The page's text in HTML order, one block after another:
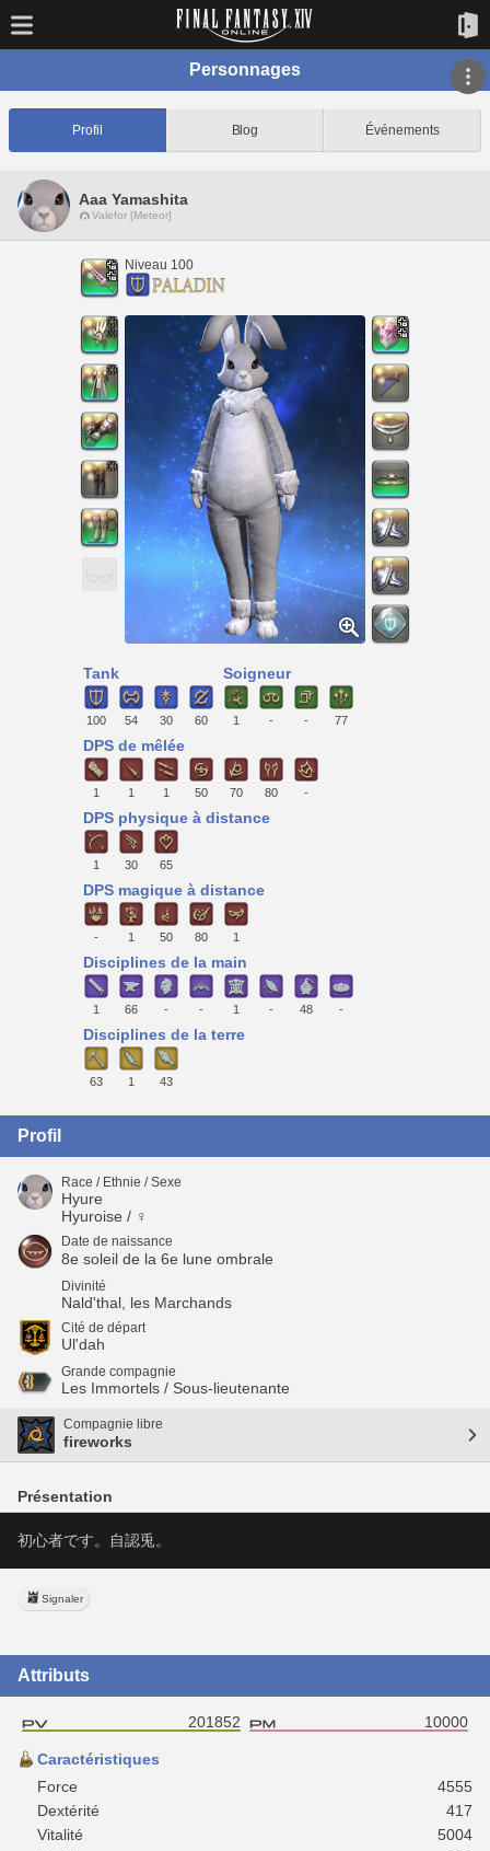
Personnages
Profil Blog Événements
Aaa Yamashita
Valefor [Meteor]
Niveau 100
Tank
100 54 30 60
Soigneur
1 - - 77
DPS de mêlée
1 1 1 50 70 80 -
DPS physique à distance
1 30 65
DPS magique à distance
- 1 50 80 1
Disciplines de la main
1 66 - - 1 - 48 -
Disciplines de la terre
63 1 43
Profil
Race / Ethnie / Sexe
Hyure
Hyuroise / ♀
Date de naissance
8e soleil de la 6e lune ombrale
Divinité
Nald'thal, les Marchands
Cité de départ
Ul'dah
Grande compagnie
Les Immortels / Sous-lieutenante
Compagnie libre
fireworks
Présentation
初心者です。自認兎。
Signaler
Attributs
201852 10000
Caractéristiques
Force
4555
Dextérité
417
Vitalité
5004